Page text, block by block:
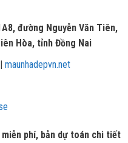
đường Nguyễn Văn Tiên,
Hòa, tỉnh Đồng Nai
maunhadepvn.net
phí, bản dự toán chi tiết